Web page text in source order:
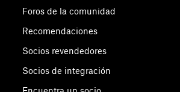
Foros de la comunidad
Recomendaciones
Socios revendedores
Socios de integración